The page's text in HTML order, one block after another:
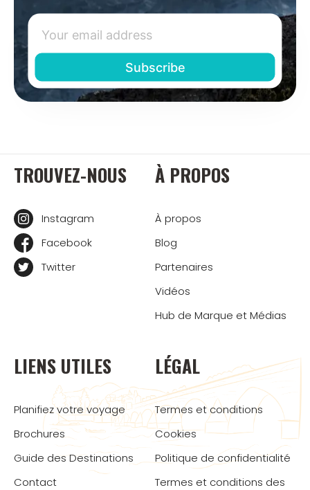
TROUVEZ-NOUS
Instagram
Facebook
Twitter
À PROPOS
À propos
Blog
Partenaires
Vidéos
Hub de Marque et Médias
LIENS UTILES
Planifiez votre voyage
Brochures
Guide des Destinations
Contact
LÉGAL
Termes et conditions
Cookies
Politique de confidentialité
Termes et conditions des